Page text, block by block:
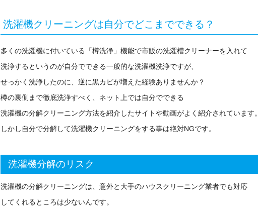
洗濯機クリーニングは自分でどこまでできる？
多くの洗濯機に付いている「樽洗浄」機能で市販の洗濯槽クリーナーを入れて
洗浄するというのが自分でできる一般的な洗濯機洗浄ですが、
せっかく洗浄したのに、逆に黒カビが増えた経験ありませんか？
樽の裏側まで徹底洗浄すべく、ネット上では自分でできる
洗濯機の分解クリーニング方法を紹介したサイトや動画がよく紹介されています。
しかし自分で分解して洗濯機クリーニングをする事は絶対NGです。
洗濯機分解のリスク
洗濯機の分解クリーニングは、意外と大手のハウスクリーニング業者でも対応
してくれるところは少ないんです。